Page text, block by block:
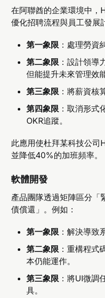
在阿聯酋的企業環境中，
優化招聘流程與員工發展
第一象限 ：處理勞資
第二象限 ：設計領導
但能提升未來管理效能
第三象限 ：將薪資核
第四象限 ：取消形式
OKR追蹤。
此應用使杜拜某科技公司
並降低40%的加班頻率。
軟體開發
產品團隊透過矩陣區分
債償還」。例如：
第一象限 ：解決導致
第二象限 ：重構程式
本仍能運作。
第三象限 ：將UI微調
具。